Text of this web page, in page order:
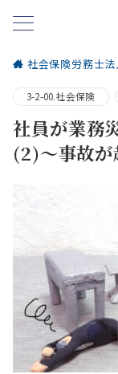
社会保険労務士
3-2-00.社会保険
社員が業務
(2)～事故